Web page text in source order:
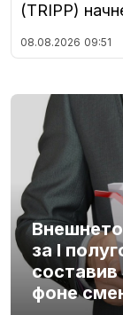
(TRIPP)
08.08.2026 09:51
за I
фоне